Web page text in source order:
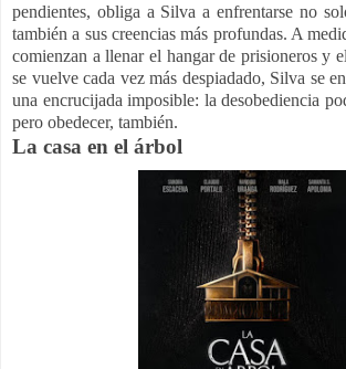
pendientes, obliga a Silva a enfrentarse no
también a sus creencias más profundas. A
comienzan a llenar el hangar de prisioneros y
se vuelve cada vez más despiadado, Silva se
una encrucijada imposible: la desobediencia
pero obedecer, también.
La casa en el árbol